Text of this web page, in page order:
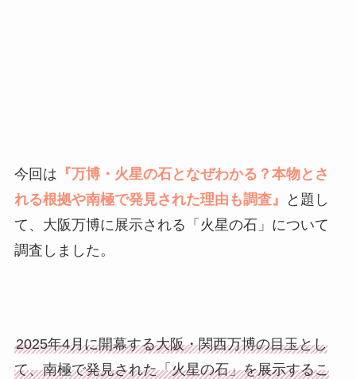
今回は 『万博・火星の石となぜわかる？本物とさ
れる根拠や南極で発見された理由も調査』
と題し
て、大阪万博に展示される「火星の石」について
調査しました。
2025年4月に開幕する大阪・関西万博の目玉とし
て、南極で発見された「火星の石」を展示するこ